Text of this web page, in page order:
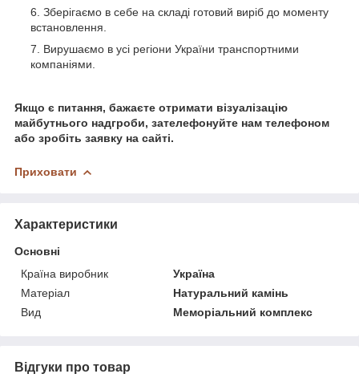
Зберігаємо в себе на складі готовий виріб до моменту
встановлення.
Вирушаємо в усі регіони України транспортними
компаніями.
Якщо є питання, бажаєте отримати візуалізацію
майбутнього надгроби, зателефонуйте нам телефоном
або зробіть заявку на сайті.
Приховати
Характеристики
Основні
Країна виробник
Україна
Матеріал
Натуральний камінь
Вид
Меморіальний комплекс
Відгуки про товар